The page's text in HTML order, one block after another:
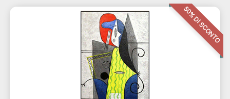
50% DI SCONTO